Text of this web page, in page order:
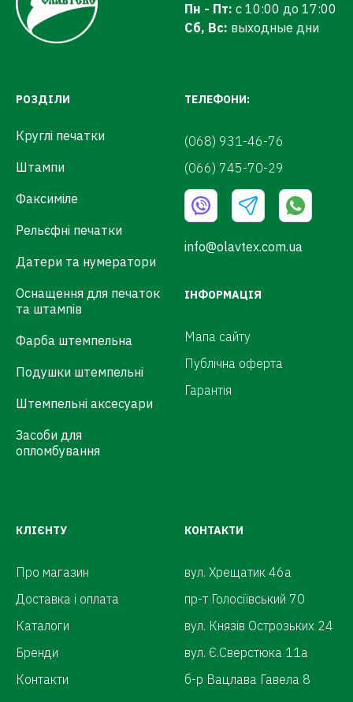
Пн - Пт: с 10:00 до 17:00
Сб, Вс: выходные дни
РОЗДІЛИ
Круглі печатки
Штампи
Факсиміле
Рельєфні печатки
Датери та нумератори
Оснащення для печаток
та штампів
Фарба штемпельна
Подушки штемпельні
Штемпельні аксесуари
Засоби для
опломбування
ТЕЛЕФОНИ:
(068) 931-46-76
(066) 745-70-29
info@olavtex.com.ua
ІНФОРМАЦІЯ
Мапа сайту
Публічна оферта
Гарантія
КЛІЄНТУ
Про магазин
Доставка і оплата
Каталоги
Бренди
Контакти
КОНТАКТИ
вул. Хрещатик 46а
пр-т Голосіївський 70
вул. Князів Острозьких 24
вул. Є.Сверстюка 11а
б-р Вацлава Гавела 8